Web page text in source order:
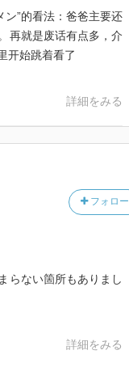
”的看法：爸爸主要还
再就是废话有点多，介
开始跳着看了
詳細をみる
フォロー
らない箇所もありまし
詳細をみる